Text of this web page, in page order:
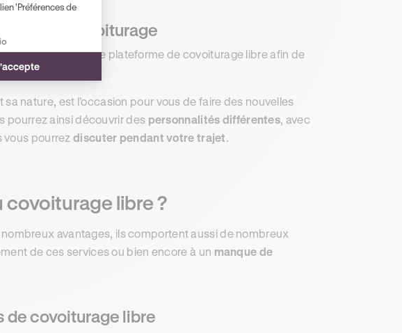
au covoiturage
des trajets sur une plateforme de covoiturage libre afin de
covoiturage.
nature, est l’occasion pour vous de faire des nouvelles
pourrez ainsi découvrir des personnalités différentes, avec
vous pourrezdiscuter pendant votre trajet.
covoiturage libre ?
avantages, ils comportent aussi de nombreux
de ces services ou bien encore à un manque de
de covoiturage libre
'Préférences de